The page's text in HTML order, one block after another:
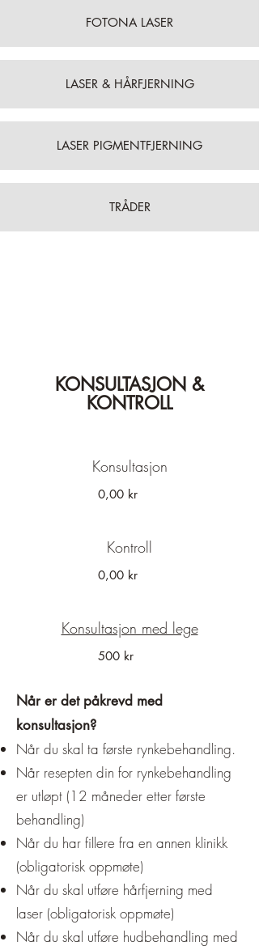
FOTONA LASER
LASER & HÅRFJERNING
LASER PIGMENTFJERNING
TRÅDER
KONSULTASJON &
KONTROLL
Konsultasjon
0,00 kr
Kontroll
0,00 kr
Konsultasjon med lege
500 kr
Når er det påkrevd med
konsultasjon?
Når du skal ta første rynkebehandling.
Når resepten din for rynkebehandling
er utløpt (12 måneder etter første
behandling)
Når du har fillere fra en annen klinikk
(obligatorisk oppmøte)
Når du skal utføre hårfjerning med
laser (obligatorisk oppmøte)
Når du skal utføre hudbehandling med